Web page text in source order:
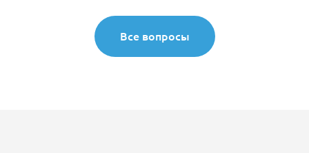
Все вопросы